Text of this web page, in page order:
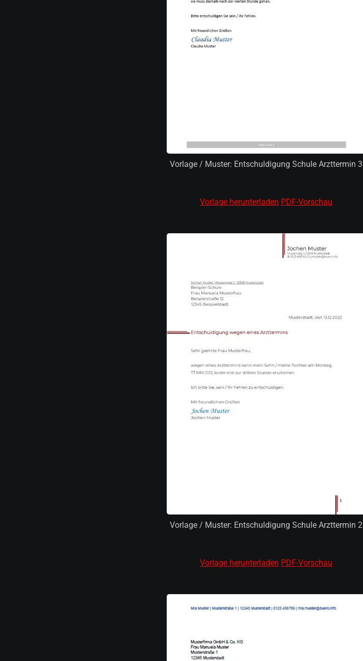
Vorlage / Muster: Entschuldigung Schule Arzttermin 3
Vorlage herunterladen PDF-Vorschau
Vorlage / Muster: Entschuldigung Schule Arzttermin 2
Vorlage herunterladen PDF-Vorschau